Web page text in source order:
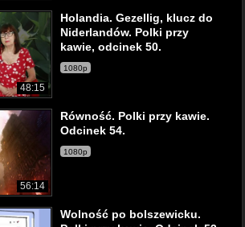
48:15
Holandia. Gezellig, klucz do
Niderlandów. Polki przy
kawie, odcinek 50.
1080p
56:14
Równość. Polki przy kawie.
Odcinek 54.
1080p
Wolność po bolszewicku.